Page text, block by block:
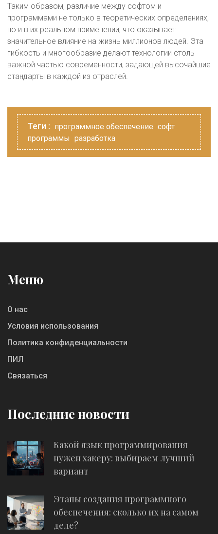
Таким образом, различие между софтом и
программами не только в теоретических определениях,
но и в их реальном применении, что оказывает
значительное влияние на жизнь миллионов людей. Эта
гибкость и многообразие делают технологии столь
важной частью современности, задающей высочайшие
стандарты в каждой из отраслей.
Теги : программное обеспечение софт
программы разработка
Меню
О нас
Условия использования
Политика конфиденциальности
ПИЛ
Связаться
Последние новости
Какой язык программирования
нужен хакеру: выбираем лучший
вариант
Этапы создания программного
обеспечения: сколько их на самом
деле?